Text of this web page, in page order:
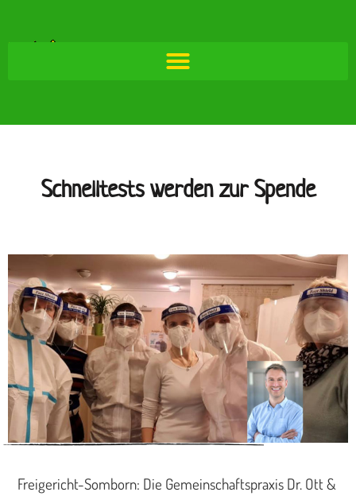
Schnelltests werden zur Spende
Freigericht-Somborn: Die Gemeinschaftspraxis Dr. Ott &